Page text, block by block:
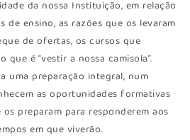
da nossa Instituição, em relação
de ensino, as razões que os levaram
de ofertas, os cursos que
é “vestir a nossa camisola”.
uma preparação integral, num
as oportunidades formativas
preparam para responderem aos
em que viverão.